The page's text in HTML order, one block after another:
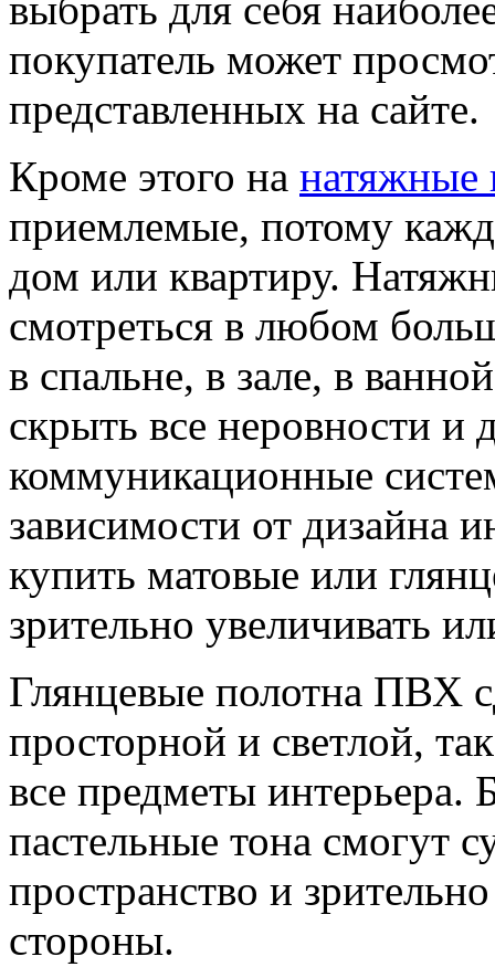
покупатель может
представленных на сайте.
Кроме этого на натяжные
приемлемые, потому
дом или квартиру.
смотреться в любом
в спальне, в зале, в
скрыть все неровности и
коммуникационные
зависимости от дизайна
купить матовые или
зрительно увеличивать
Глянцевые полотна ПВХ
просторной и светлой,
все предметы интерьера.
пастельные тона смогут
пространство и
стороны.